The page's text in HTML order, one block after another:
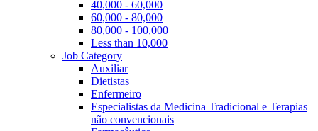
40,000 - 60,000
60,000 - 80,000
80,000 - 100,000
Less than 10,000
Job Category
Auxiliar
Dietistas
Enfermeiro
Especialistas da Medicina Tradicional e Terapias
não convencionais